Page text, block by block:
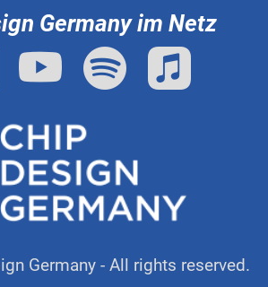
Germany im Netz
Germany - All rights reserved.